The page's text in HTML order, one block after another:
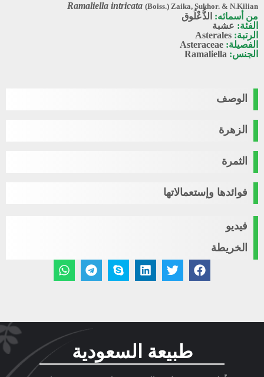
Ramaliella intricata (Boiss.) Zaika, Sukhor. & N.Kilian
من أسمائه: الذُّعْلُوق
الفئة: عشبة
الرتبة: Asterales
الفصيلة: Asteraceae
الجنس: Ramaliella
الوصف
الزهرة
الثمرة
فوائدها وإستعمالاتها
فيديو
الخريطة
طبيعة السعودية